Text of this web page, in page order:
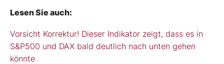
Lesen Sie auch:
Vorsicht Korrektur! Dieser Indikator zeigt, dass es in
S&P500 und DAX bald deutlich nach unten gehen
könnte